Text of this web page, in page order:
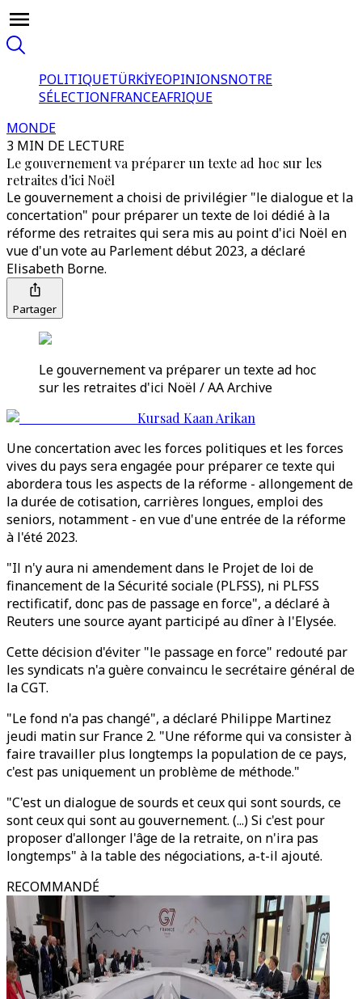
POLITIQUETÜRKİYEOPINIONSNOTRE
SÉLECTIONFRANCEAFRIQUE
MONDE
3 MIN DE LECTURE
Le gouvernement va préparer un texte ad hoc sur les
retraites d'ici Noël
Le gouvernement a choisi de privilégier "le dialogue et la
concertation" pour préparer un texte de loi dédié à la
réforme des retraites qui sera mis au point d'ici Noël en
vue d'un vote au Parlement début 2023, a déclaré
Elisabeth Borne.
Partager
Le gouvernement va préparer un texte ad hoc
sur les retraites d'ici Noël / AA Archive
Kursad Kaan Arikan
Une concertation avec les forces politiques et les forces
vives du pays sera engagée pour préparer ce texte qui
abordera tous les aspects de la réforme - allongement de
la durée de cotisation, carrières longues, emploi des
seniors, notamment - en vue d'une entrée de la réforme
à l'été 2023.
"Il n'y aura ni amendement dans le Projet de loi de
financement de la Sécurité sociale (PLFSS), ni PLFSS
rectificatif, donc pas de passage en force", a déclaré à
Reuters une source ayant participé au dîner à l'Elysée.
Cette décision d'éviter "le passage en force" redouté par
les syndicats n'a guère convaincu le secrétaire général de
la CGT.
"Le fond n'a pas changé", a déclaré Philippe Martinez
jeudi matin sur France 2. "Une réforme qui va consister à
faire travailler plus longtemps la population de ce pays,
c'est pas uniquement un problème de méthode."
"C'est un dialogue de sourds et ceux qui sont sourds, ce
sont ceux qui sont au gouvernement. (...) Si c'est pour
proposer d'allonger l'âge de la retraite, on n'ira pas
longtemps" à la table des négociations, a-t-il ajouté.
RECOMMANDÉ